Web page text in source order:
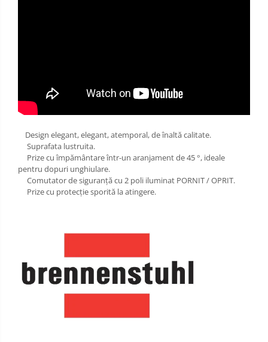
Design elegant, elegant, atemporal, de înaltă calitate.
Suprafata lustruita.
Prize cu împământare într-un aranjament de 45 °, ideale
pentru dopuri unghiulare.
Comutator de siguranță cu 2 poli iluminat PORNIT / OPRIT.
Prize cu protecție sporită la atingere.